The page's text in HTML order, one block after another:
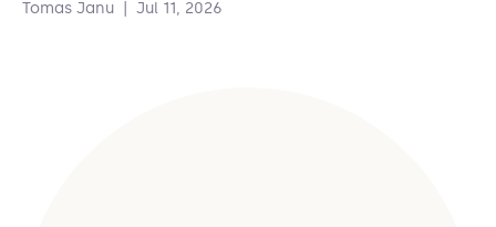
Tomas Janu Jul 11, 2026